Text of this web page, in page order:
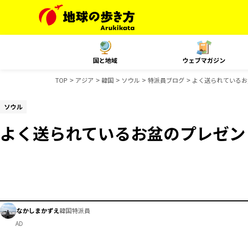
国と地域 ウェブマガジン
TOP アジア 韓国 ソウル 特派員ブログ よく送られている
ソウル
よく送られているお盆のプレゼ
なかしまかずえ韓国特派員
AD